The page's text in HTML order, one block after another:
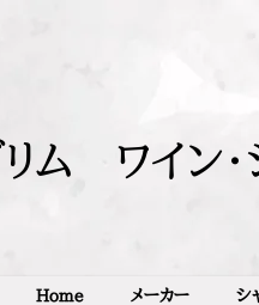
ム ワイン・
Home メーカー シ